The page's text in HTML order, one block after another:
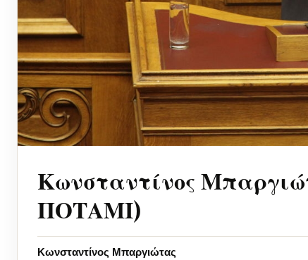
Κωνσταντίνος
ΠΟΤΑΜΙ)
Κωνσταντίνος Μπαργιώτας